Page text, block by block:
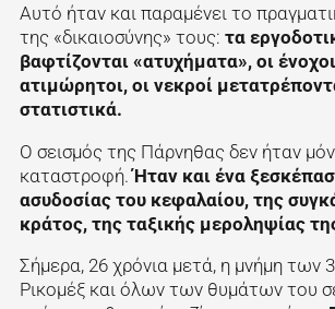
Αυτό ήταν και παραμένει το
της «δικαιοσύνης» τους: τα
βαφτίζονται «ατυχήματα», οι
ατιμώρητοι, οι νεκροί
στατιστικά.
Ο σεισμός της Πάρνηθας δεν ήταν
καταστροφή.Ήταν και ένα
ασυδοσίας του κεφαλαίου, της
κράτος, της ταξικής μεροληψίας
Σήμερα, 26 χρόνια μετά, η μνήμη των
Ρικομέξ και όλων των θυμάτων του